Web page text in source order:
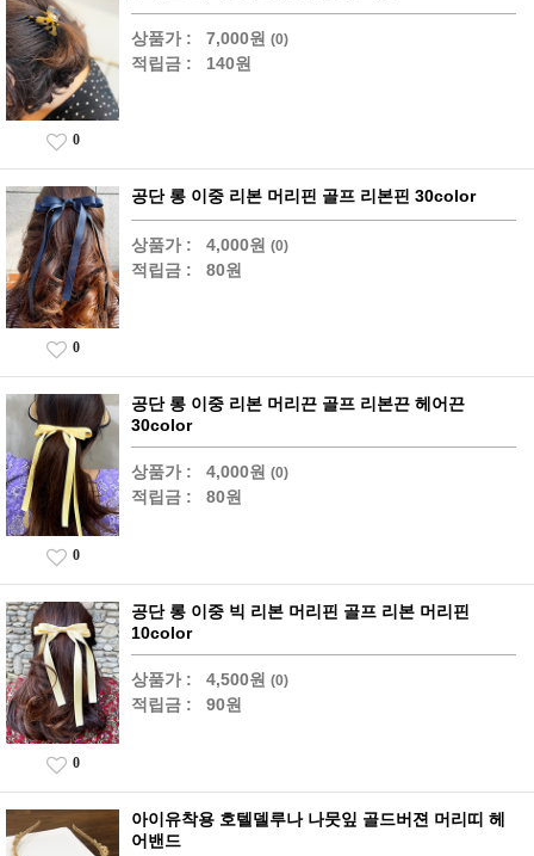
상품가 : 7,000원 (0)
적립금 : 140원
0
공단 롱 이중 리본 머리핀 골프 리본핀 30color
상품가 : 4,000원 (0)
적립금 : 80원
0
공단 롱 이중 리본 머리끈 골프 리본끈 헤어끈
30color
상품가 : 4,000원 (0)
적립금 : 80원
0
공단 롱 이중 빅 리본 머리핀 골프 리본 머리핀
10color
상품가 : 4,500원 (0)
적립금 : 90원
0
아이유착용 호텔델루나 나뭇잎 골드버젼 머리띠 헤
어밴드